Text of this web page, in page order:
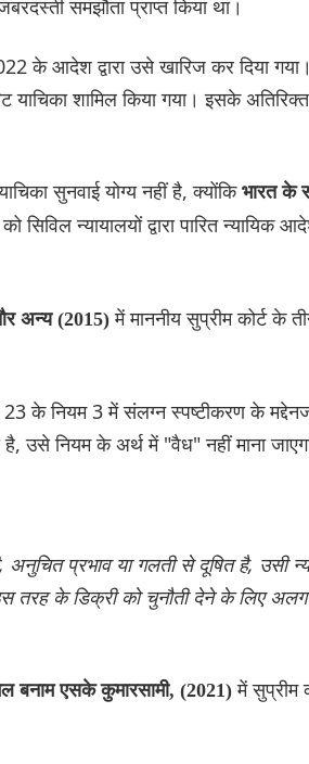
समझौता प्राप्त किया था।
आदेश द्वारा उसे खारिज कर दिया गया।
शामिल किया गया। इसके अतिरिक्त
सुनवाई योग्य नहीं है, क्योंकि भारत के
सिविल न्यायालयों द्वारा पारित न्यायिक
अन्य (2015)में माननीय सुप्रीम कोर्ट के
के नियम 3 में संलग्न स्पष्टीकरण के
उसे नियम के अर्थ में "वैध" नहीं माना
प्रभाव या गलती से दूषित है, उसी
के डिक्री को चुनौती देने के लिए
बनाम एसके कुमारसामी, (2021)में सुप्रीम